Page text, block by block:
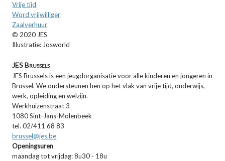
Vrije tijd
Word vrijwilliger
Zaalverhuur
© 2020 JES
Illustratie: Josworld
JES Brussels
JES Brussels is een jeugdorganisatie voor alle kinderen en jongeren in
Brussel. We ondersteunen hen op het vlak van vrije tijd, onderwijs,
werk, opleiding en welzijn.
Werkhuizenstraat 3
1080 Sint-Jans-Molenbeek
tel. 02/411 68 83
brussel@jes.be
Openingsuren
maandag tot vrijdag: 8u30 - 18u